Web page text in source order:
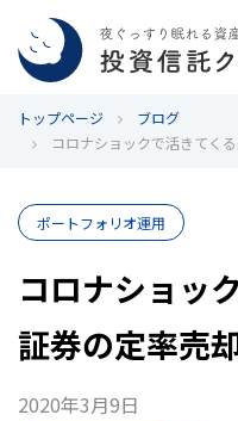
カウンセリング
代表カン・チュンド
投資信託クリニックとは
トップページ
ブログ
コロナショックで活きてく
ポートフォリオ運用
コロナショッ
証券の定率売
2020年3月9日